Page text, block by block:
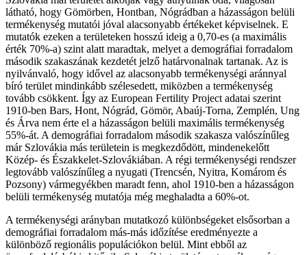
látható, hogy Gömörben, Hontban, Nógrádban a házasságon belüli
termékenység mutatói jóval alacsonyabb értékeket képviselnek. E
mutatók ezeken a területeken hosszú ideig a 0,70-es (a maximális
érték 70%-a) szint alatt maradtak, melyet a demográfiai forradalom
második szakaszának kezdetét jelző határvonalnak tartanak. Az is
nyilvánvaló, hogy idővel az alacsonyabb termékenységi aránnyal
bíró terület mindinkább szélesedett, miközben a termékenység
tovább csökkent. Így az European Fertility Project adatai szerint
1910-ben Bars, Hont, Nógrád, Gömör, Abaúj-Torna, Zemplén, Ung
és Árva nem érte el a házasságon belüli maximális termékenység
55%-át. A demográfiai forradalom második szakasza valószínűleg
már Szlovákia más területein is megkezdődött, mindenekelőtt
Közép- és Északkelet-Szlovákiában. A régi termékenységi rendszer
legtovább valószínűleg a nyugati (Trencsén, Nyitra, Komárom és
Pozsony) vármegyékben maradt fenn, ahol 1910-ben a házasságon
belüli termékenység mutatója még meghaladta a 60%-ot.
A termékenységi arányban mutatkozó különbségeket elsősorban a
demográfiai forradalom más-más időzítése eredményezte a
különböző regionális populációkon belül. Mint ebből az